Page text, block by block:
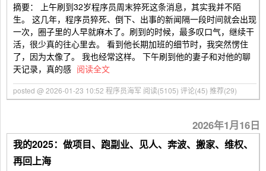
摘要： 上午刷到32岁程序员周末猝死这条消息，其实我并不陌
生。 这几年，程序员猝死、倒下、出事的新闻隔一段时间就会出现
一次，圈子里的人早就麻木了。刷到的时候，最多叹口气，继续干
活，很少真的往心里去。 看到他长期加班的细节时，我突然愣住
了，因为太像了。 我也经常这样。 下午刷到他的妻子和对他的聊
天记录，真的感 阅读全文
posted @ 2026-01-23 10:52 程序员海军 阅读(5105) 评论(45) 推荐(29)
2026年1月16日
我的2025：做项目、跑副业、见人、奔波、搬家、维权、
再回上海